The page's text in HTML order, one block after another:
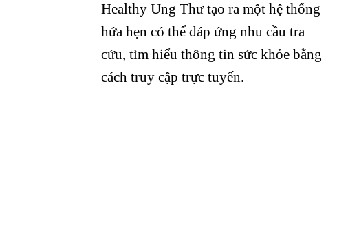
Healthy Ung Thư tạo ra một hệ thống
hứa hẹn có thể đáp ứng nhu cầu tra
cứu, tìm hiểu thông tin sức khỏe bằng
cách truy cập trực tuyến.